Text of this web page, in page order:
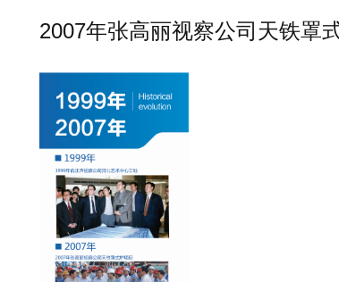
2007年张高丽视察公司天铁罩